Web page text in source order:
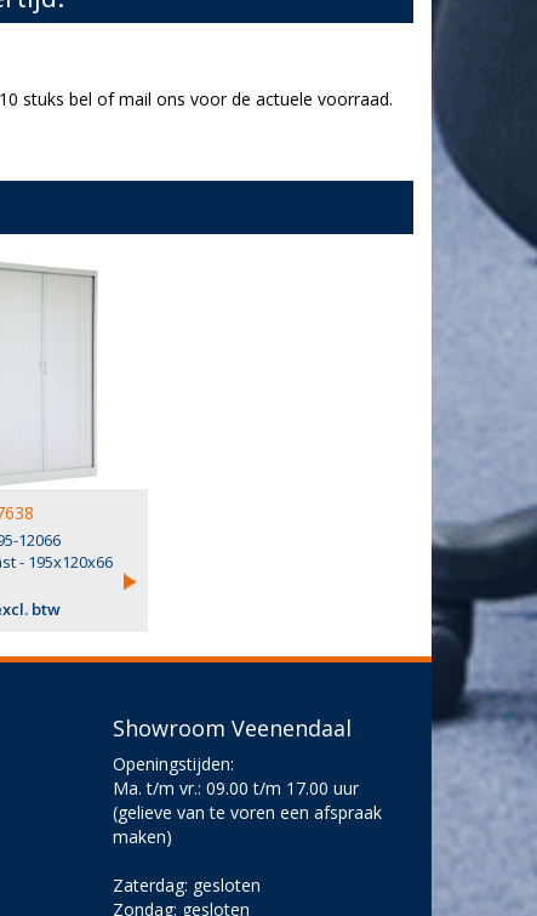
10 stuks bel of mail ons voor de actuele voorraad.
12066
- 195x120x66
btw
Showroom Veenendaal
Openingstijden:
Ma. t/m vr.: 09.00 t/m 17.00 uur
(gelieve van te voren een afspraak
maken)
Zaterdag: gesloten
Zondag: gesloten